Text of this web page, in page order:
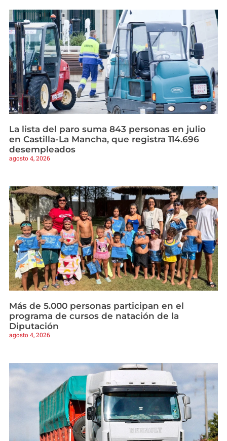
La lista del paro suma 843 personas en julio
en Castilla-La Mancha, que registra 114.696
desempleados
agosto 4, 2026
Más de 5.000 personas participan en el
programa de cursos de natación de la
Diputación
agosto 4, 2026